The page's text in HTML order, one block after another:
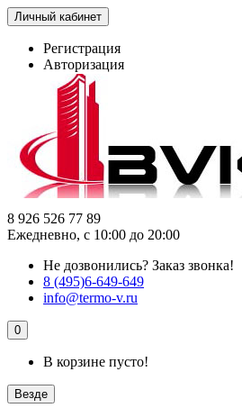
Личный кабинет
Регистрация
Авторизация
8 926 526 77 89
Ежедневно, с 10:00 до 20:00
Не дозвонились? Заказ звонка!
8 (495)6-649-649
info@termo-v.ru
0
В корзине пусто!
Везде